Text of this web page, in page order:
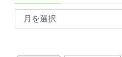
ア